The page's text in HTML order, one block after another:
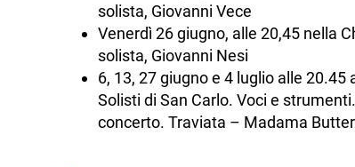
solista, Giovanni Vece
Venerdì 26 giugno, alle 20,45 nella
solista, Giovanni Nesi
6, 13, 27 giugno e 4 luglio alle 20.45
Solisti di San Carlo. Voci e
concerto. Traviata – Madama